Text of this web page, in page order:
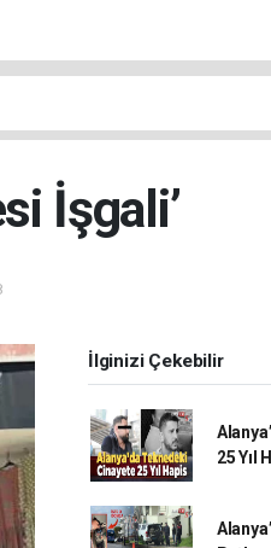
İşgali’
İlginizi Çekebilir
25 Yıl